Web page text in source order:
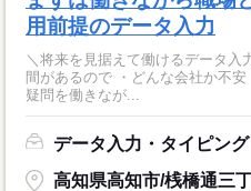
用前提のデータ入力
＼将来を見据えて働けるデータ入力／ 自分が馴染めるか見極
間があるので ・どんな会社か不
疑問を働きなが...
データ入力・タイピング
高知県高知市/桟橋通三